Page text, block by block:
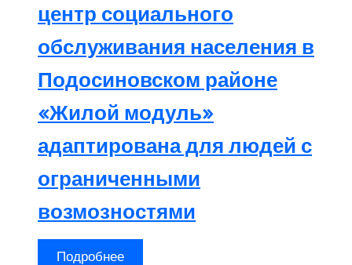
центр социального
обслуживания населения в
Подосиновском районе
«Жилой модуль»
адаптирована для людей с
ограниченными
возмозностями
Подробнее